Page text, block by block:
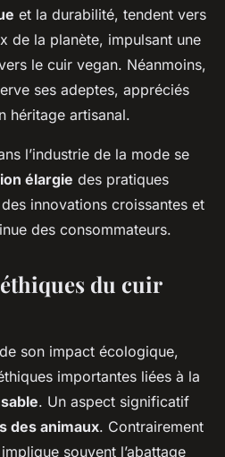
et la durabilité, tendent vers
de la planète, impulsant une
le cuir vegan. Néanmoins,
ses adeptes, appréciés
héritage artisanal.
l’industrie de la mode se
élargie des pratiques
innovations croissantes et
des consommateurs.
du cuir
son impact écologique,
importantes liées à la
. Un aspect significatif
des animaux. Contrairement
souvent l’abattage